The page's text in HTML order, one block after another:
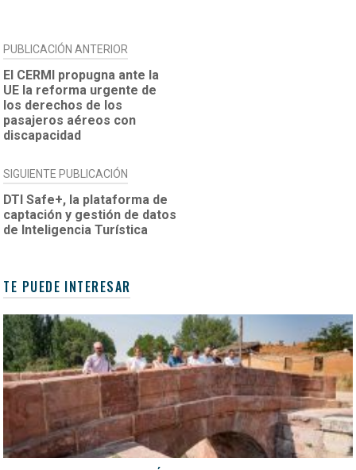
NAVEGACIÓN
DE
ENTRADAS
PUBLICACIÓN ANTERIOR
El CERMI propugna ante la
UE la reforma urgente de
los derechos de los
pasajeros aéreos con
discapacidad
SIGUIENTE PUBLICACIÓN
DTI Safe+, la plataforma de
captación y gestión de datos
de Inteligencia Turística
TE PUEDE INTERESAR